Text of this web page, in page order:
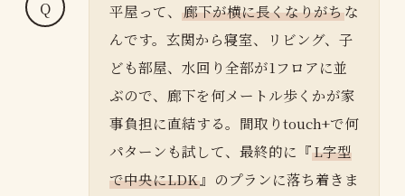
平屋って、 廊下が横に長くなりがちな
んです。玄関から寝室、リビング、子
ども部屋、水回り全部が1フロアに並
ぶので、廊下を何メートル歩くかが家
事負担に直結する。間取りtouch+で何
パターンも試して、最終的に『L字型
で中央にLDK 』のプランに落ち着きま